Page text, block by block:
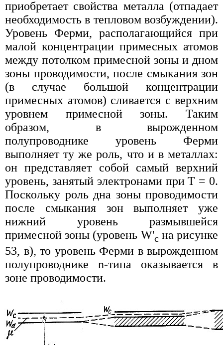
приобретает свойства металла (отпадает
необходимость в тепловом возбуждении).
Уровень Ферми, располагающийся при
малой концентрации примесных атомов
между потолком примесной зоны и дном
зоны проводимости, после смыкания зон
(в случае большой концентрации
примесных атомов) сливается с верхним
уровнем примесной зоны. Таким
образом, в вырожденном
полупроводнике уровень Ферми
выполняет ту же роль, что и в металлах:
он представляет собой самый верхний
уровень, занятый электронами при T = 0.
Поскольку роль дна зоны проводимости
после смыкания зон выполняет уже
нижний уровень размывшейся
примесной зоны (уровень W'c на рисунке
53, в), то уровень Ферми в вырожденном
полупроводнике n-типа оказывается в
зоне проводимости.